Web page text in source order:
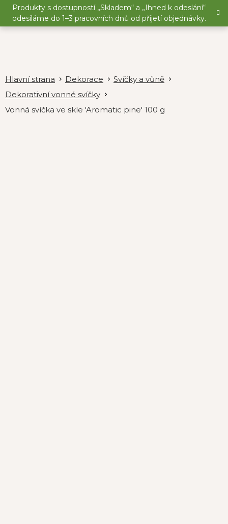
Přejít
obsah
Produkty s dostupností „Skladem“ a „Ihned k odeslání“
odesíláme do 1–3 pracovních dnů od přijetí objednávky.
Dekorace
Svíčky a vůně
Dekorativní vonné svíčky
Vonná svíčka ve skle 'Aromatic pine' 100 g